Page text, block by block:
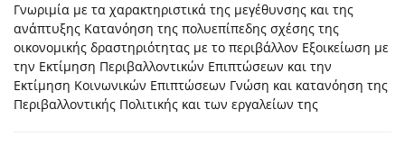
Γνωριμία με τα χαρακτηριστικά της μεγέθυνσης και της
ανάπτυξης Κατανόηση της πολυεπίπεδης σχέσης της
οικονομικής δραστηριότητας με το περιβάλλον Εξοικείωση με
την Εκτίμηση Περιβαλλοντικών Επιπτώσεων και την
Εκτίμηση Κοινωνικών Επιπτώσεων Γνώση και κατανόηση της
Περιβαλλοντικής Πολιτικής και των εργαλείων της